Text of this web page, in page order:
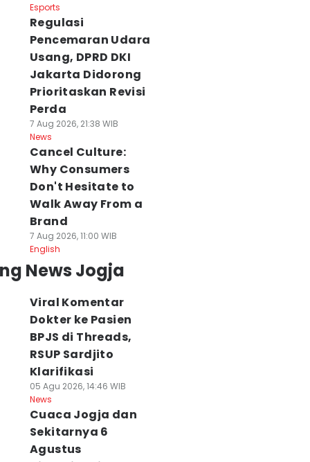
Esports
Regulasi
Pencemaran Udara
Usang, DPRD DKI
Jakarta Didorong
Prioritaskan Revisi
Perda
7 Aug 2026, 21:38 WIB
News
Cancel Culture:
Why Consumers
Don't Hesitate to
Walk Away From a
Brand
7 Aug 2026, 11:00 WIB
English
News Jogja
Viral Komentar
Dokter ke Pasien
BPJS di Threads,
RSUP Sardjito
Klarifikasi
05 Agu 2026, 14:46 WIB
News
Cuaca Jogja dan
Sekitarnya 6
Agustus